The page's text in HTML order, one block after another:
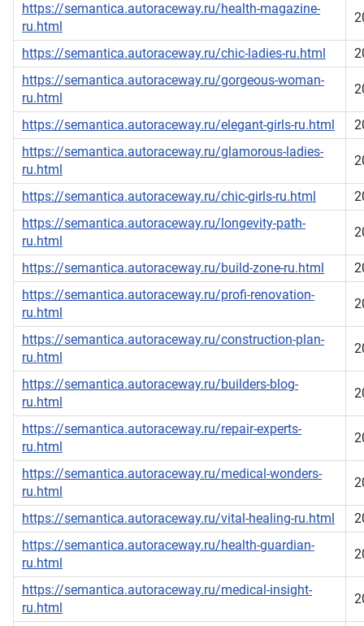
https://semantica.autoraceway.ru/health-magazine-
ru.html
https://semantica.autoraceway.ru/chic-ladies-ru.html
https://semantica.autoraceway.ru/gorgeous-woman-
ru.html
https://semantica.autoraceway.ru/elegant-girls-ru.html
https://semantica.autoraceway.ru/glamorous-ladies-
ru.html
https://semantica.autoraceway.ru/chic-girls-ru.html
https://semantica.autoraceway.ru/longevity-path-
ru.html
https://semantica.autoraceway.ru/build-zone-ru.html
https://semantica.autoraceway.ru/profi-renovation-
ru.html
https://semantica.autoraceway.ru/construction-plan-
ru.html
https://semantica.autoraceway.ru/builders-blog-
ru.html
https://semantica.autoraceway.ru/repair-experts-
ru.html
https://semantica.autoraceway.ru/medical-wonders-
ru.html
https://semantica.autoraceway.ru/vital-healing-ru.html
https://semantica.autoraceway.ru/health-guardian-
ru.html
https://semantica.autoraceway.ru/medical-insight-
ru.html